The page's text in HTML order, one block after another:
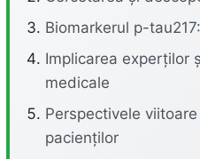
Biomarkerul p-
Implicarea experților
medicale
Perspectivele
pacienților